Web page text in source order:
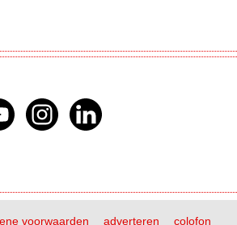
voorwaarden adverteren colofon